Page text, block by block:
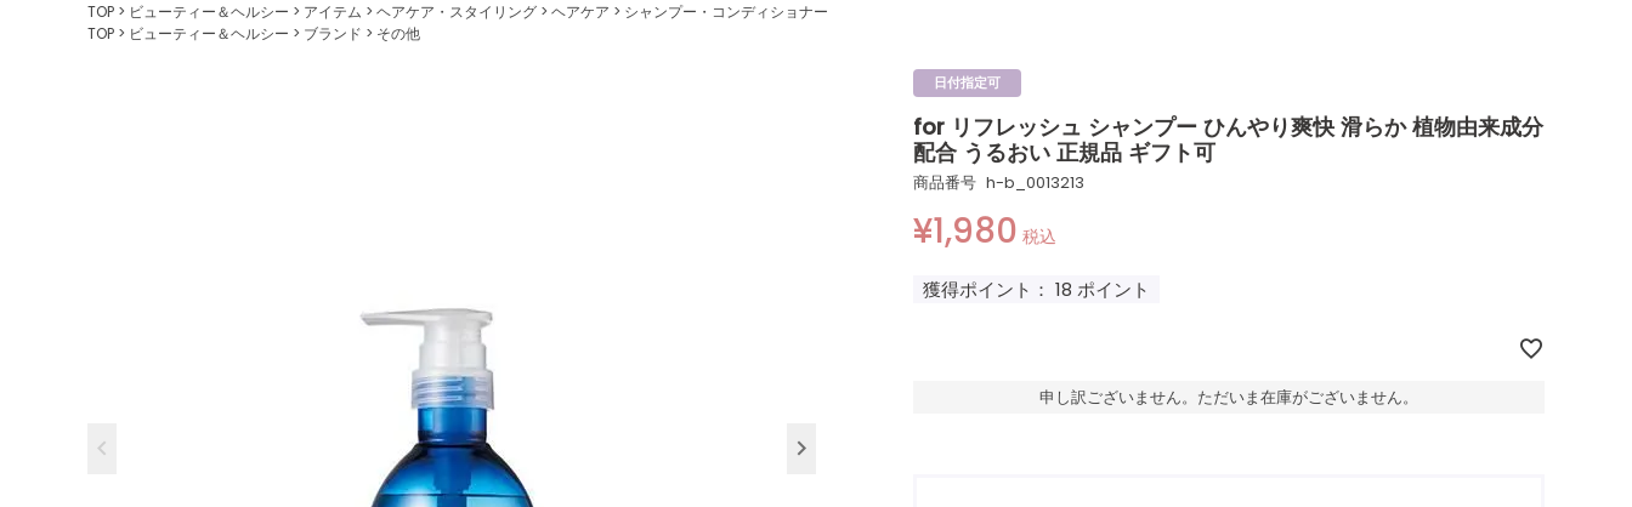
TOP ビューティー＆ヘルシー アイテム ヘアケア・スタイリング ヘアケア
シャンプー・コンディショナー
TOP
ビューティー＆ヘルシー ブランド その他
日付指定可
for リフレッシュ シャンプー ひんやり爽快 滑らか 植物由来成分
配合 うるおい 正規品 ギフト可
商品番号 h-b_0013213
¥1,980 税込
獲得ポイント： 18 ポイント
申し訳ございません。ただいま在庫がございません。